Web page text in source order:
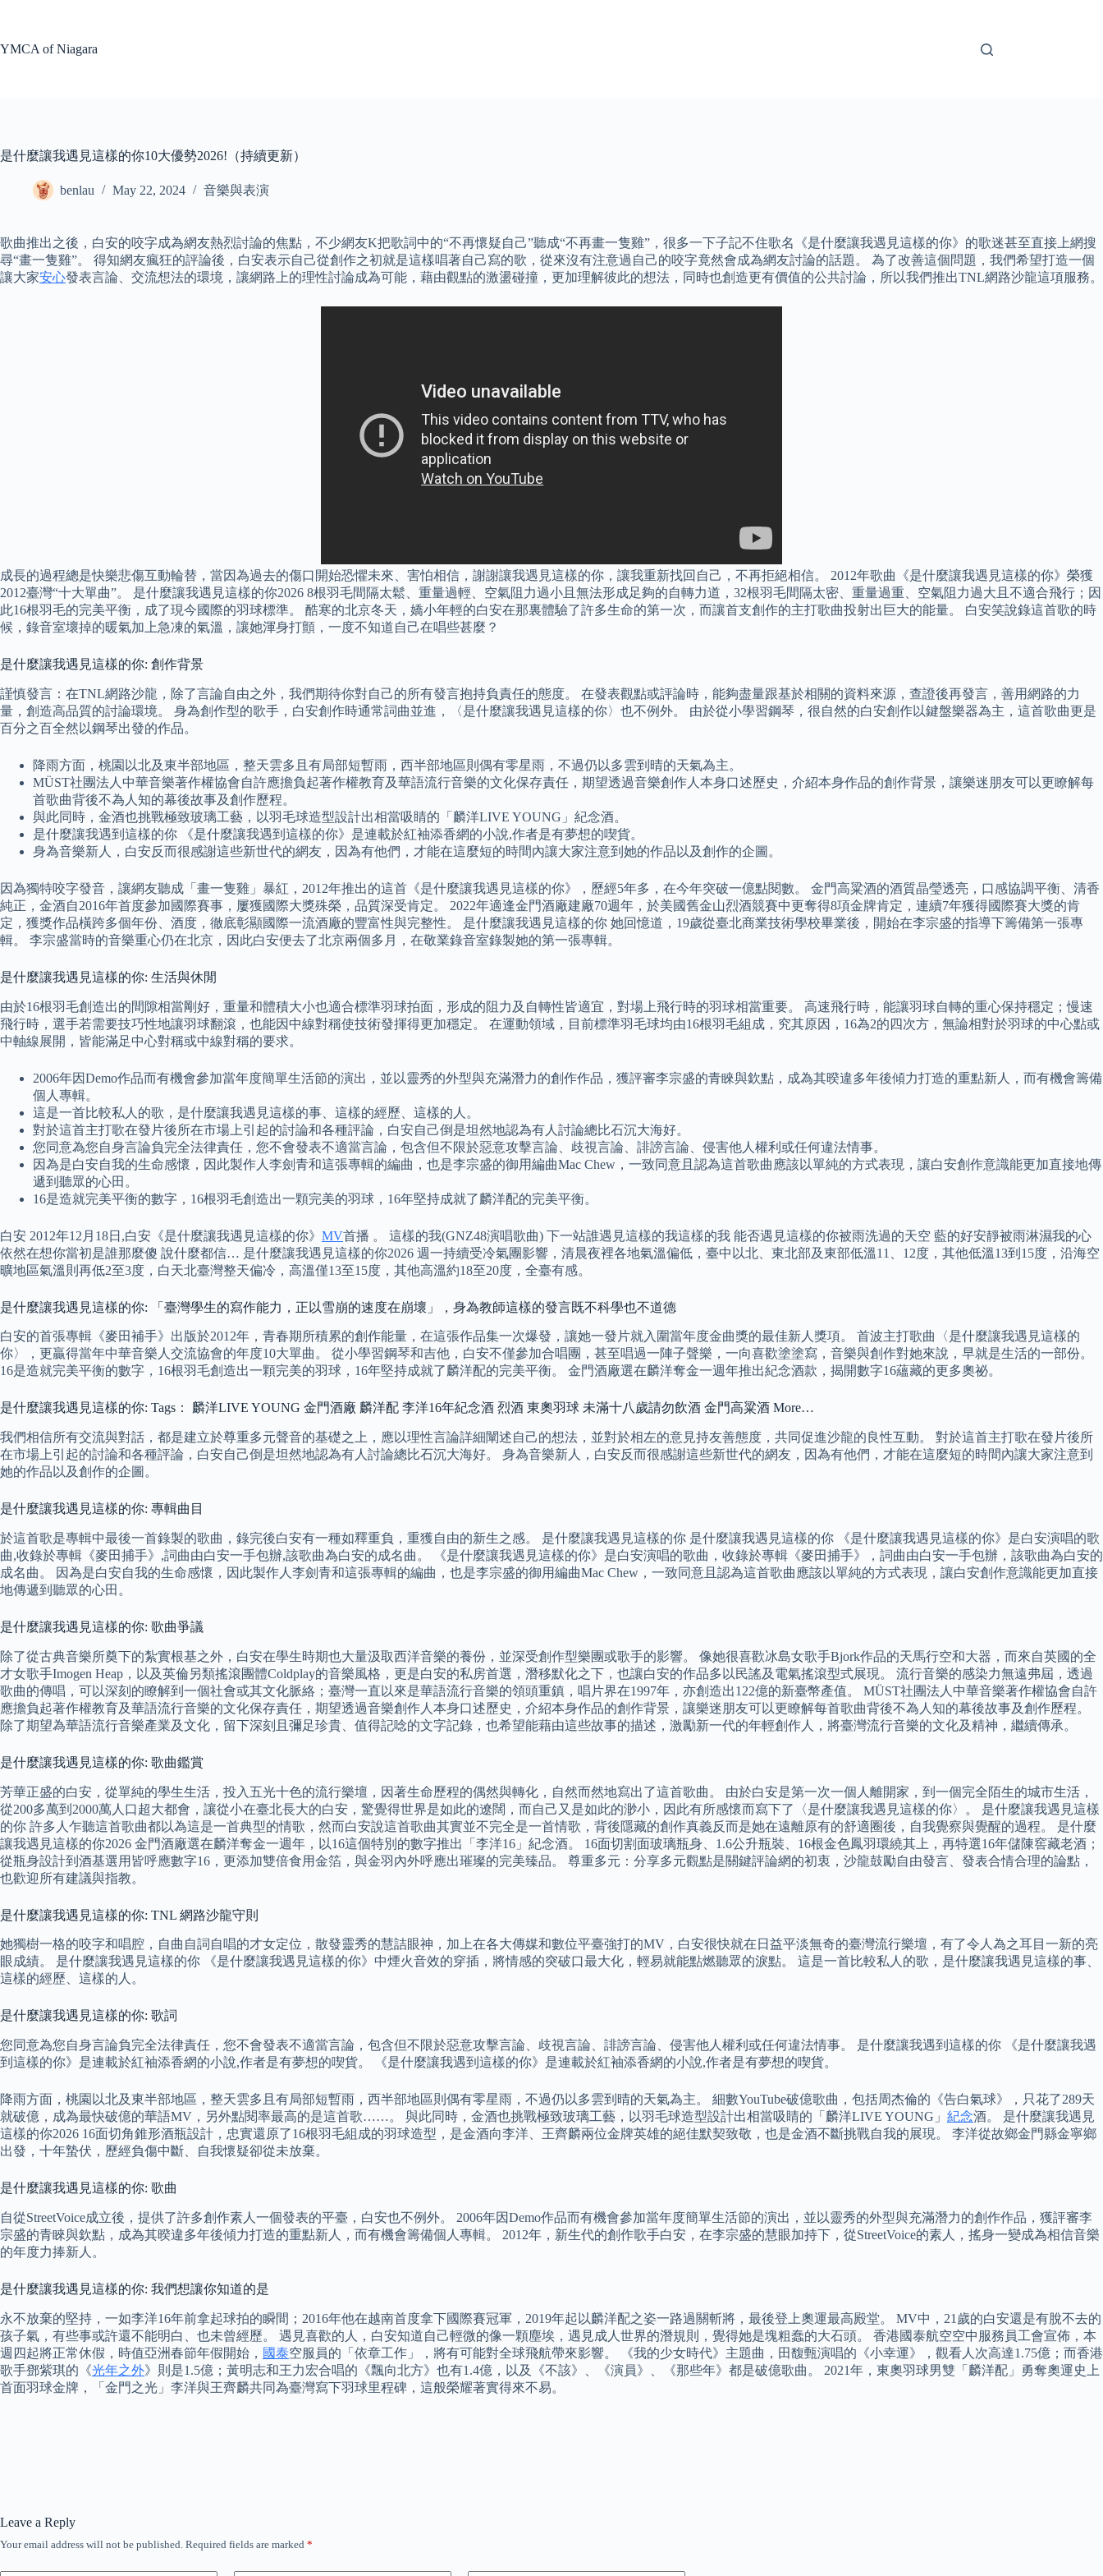
YMCA of Niagara
是什麼讓我遇見這樣的你10大優勢2026!（持續更新）
benlau May 22, 2024 音樂與表演
歌曲推出之後，白安的咬字成為網友熱烈討論的焦點，不少網友K把歌詞中的“不再懷疑自己”聽成“不再畫一隻雞”，很多一下子記不住歌名《是什麼讓我遇見這樣的你》的歌迷甚至直接上網搜
尋“畫一隻雞”。 得知網友瘋狂的評論後，白安表示自己從創作之初就是這樣唱著自己寫的歌，從來沒有注意過自己的咬字竟然會成為網友討論的話題。 為了改善這個問題，我們希望打造一個
讓大家安心發表言論、交流想法的環境，讓網路上的理性討論成為可能，藉由觀點的激盪碰撞，更加理解彼此的想法，同時也創造更有價值的公共討論，所以我們推出TNL網路沙龍這項服務。
成長的過程總是快樂悲傷互動輪替，當因為過去的傷口開始恐懼未來、害怕相信，謝謝讓我遇見這樣的你，讓我重新找回自己，不再拒絕相信。 2012年歌曲《是什麼讓我遇見這樣的你》榮獲
2012臺灣“十大單曲”。 是什麼讓我遇見這樣的你2026 8根羽毛間隔太鬆、重量過輕、空氣阻力過小且無法形成足夠的自轉力道，32根羽毛間隔太密、重量過重、空氣阻力過大且不適合飛行；因
此16根羽毛的完美平衡，成了現今國際的羽球標準。 酷寒的北京冬天，嬌小年輕的白安在那裏體驗了許多生命的第一次，而讓首支創作的主打歌曲投射出巨大的能量。 白安笑說錄這首歌的時
候，錄音室壞掉的暖氣加上急凍的氣溫，讓她渾身打顫，一度不知道自己在唱些甚麼？
是什麼讓我遇見這樣的你: 創作背景
謹慎發言：在TNL網路沙龍，除了言論自由之外，我們期待你對自己的所有發言抱持負責任的態度。 在發表觀點或評論時，能夠盡量跟基於相關的資料來源，查證後再發言，善用網路的力
量，創造高品質的討論環境。 身為創作型的歌手，白安創作時通常詞曲並進，〈是什麼讓我遇見這樣的你〉也不例外。 由於從小學習鋼琴，很自然的白安創作以鍵盤樂器為主，這首歌曲更是
百分之百全然以鋼琴出發的作品。
降雨方面，桃園以北及東半部地區，整天雲多且有局部短暫雨，西半部地區則偶有零星雨，不過仍以多雲到晴的天氣為主。
MÜST社團法人中華音樂著作權協會自許應擔負起著作權教育及華語流行音樂的文化保存責任，期望透過音樂創作人本身口述歷史，介紹本身作品的創作背景，讓樂迷朋友可以更瞭解每
首歌曲背後不為人知的幕後故事及創作歷程。
與此同時，金酒也挑戰極致玻璃工藝，以羽毛球造型設計出相當吸睛的「麟洋LIVE YOUNG」紀念酒。
是什麼讓我遇到這樣的你 《是什麼讓我遇到這樣的你》是連載於紅袖添香網的小說,作者是有夢想的喫貨。
身為音樂新人，白安反而很感謝這些新世代的網友，因為有他們，才能在這麼短的時間內讓大家注意到她的作品以及創作的企圖。
因為獨特咬字發音，讓網友聽成「畫一隻雞」暴紅，2012年推出的這首《是什麼讓我遇見這樣的你》，歷經5年多，在今年突破一億點閱數。 金門高粱酒的酒質晶瑩透亮，口感協調平衡、清香
純正，金酒自2016年首度參加國際賽事，屢獲國際大獎殊榮，品質深受肯定。 2022年適逢金門酒廠建廠70週年，於美國舊金山烈酒競賽中更奪得8項金牌肯定，連續7年獲得國際賽大獎的肯
定，獲獎作品橫跨多個年份、酒度，徹底彰顯國際一流酒廠的豐富性與完整性。 是什麼讓我遇見這樣的你 她回憶道，19歲從臺北商業技術學校畢業後，開始在李宗盛的指導下籌備第一張專
輯。 李宗盛當時的音樂重心仍在北京，因此白安便去了北京兩個多月，在敬業錄音室錄製她的第一張專輯。
是什麼讓我遇見這樣的你: 生活與休閒
由於16根羽毛創造出的間隙相當剛好，重量和體積大小也適合標準羽球拍面，形成的阻力及自轉性皆適宜，對場上飛行時的羽球相當重要。 高速飛行時，能讓羽球自轉的重心保持穩定；慢速
飛行時，選手若需要技巧性地讓羽球翻滾，也能因中線對稱使技術發揮得更加穩定。 在運動領域，目前標準羽毛球均由16根羽毛組成，究其原因，16為2的四次方，無論相對於羽球的中心點或
中軸線展開，皆能滿足中心對稱或中線對稱的要求。
2006年因Demo作品而有機會參加當年度簡單生活節的演出，並以靈秀的外型與充滿潛力的創作作品，獲評審李宗盛的青睞與欽點，成為其暌違多年後傾力打造的重點新人，而有機會籌備
個人專輯。
這是一首比較私人的歌，是什麼讓我遇見這樣的事、這樣的經歷、這樣的人。
對於這首主打歌在發片後所在市場上引起的討論和各種評論，白安自己倒是坦然地認為有人討論總比石沉大海好。
您同意為您自身言論負完全法律責任，您不會發表不適當言論，包含但不限於惡意攻擊言論、歧視言論、誹謗言論、侵害他人權利或任何違法情事。
因為是白安自我的生命感懷，因此製作人李劍青和這張專輯的編曲，也是李宗盛的御用編曲Mac Chew，一致同意且認為這首歌曲應該以單純的方式表現，讓白安創作意識能更加直接地傳
遞到聽眾的心田。
16是造就完美平衡的數字，16根羽毛創造出一顆完美的羽球，16年堅持成就了麟洋配的完美平衡。
白安 2012年12月18日,白安《是什麼讓我遇見這樣的你》 MV首播 。 這樣的我(GNZ48演唱歌曲) 下一站誰遇見這樣的我這樣的我 能否遇見這樣的你被雨洗過的天空 藍的好安靜被雨淋濕我的心
依然在想你當初是誰那麼傻 說什麼都信… 是什麼讓我遇見這樣的你2026 週一持續受冷氣團影響，清晨夜裡各地氣溫偏低，臺中以北、東北部及東部低溫11、12度，其他低溫13到15度，沿海空
曠地區氣溫則再低2至3度，白天北臺灣整天偏冷，高溫僅13至15度，其他高溫約18至20度，全臺有感。
是什麼讓我遇見這樣的你: 「臺灣學生的寫作能力，正以雪崩的速度在崩壞」，身為教師這樣的發言既不科學也不道德
白安的首張專輯《麥田補手》出版於2012年，青春期所積累的創作能量，在這張作品集一次爆發，讓她一發片就入圍當年度金曲獎的最佳新人獎項。 首波主打歌曲〈是什麼讓我遇見這樣的
你〉，更贏得當年中華音樂人交流協會的年度10大單曲。 從小學習鋼琴和吉他，白安不僅參加合唱團，甚至唱過一陣子聲樂，一向喜歡塗塗寫，音樂與創作對她來說，早就是生活的一部份。
16是造就完美平衡的數字，16根羽毛創造出一顆完美的羽球，16年堅持成就了麟洋配的完美平衡。 金門酒廠選在麟洋奪金一週年推出紀念酒款，揭開數字16蘊藏的更多奧祕。
是什麼讓我遇見這樣的你: Tags： 麟洋LIVE YOUNG 金門酒廠 麟洋配 李洋16年紀念酒 烈酒 東奧羽球 未滿十八歲請勿飲酒 金門高粱酒 More…
我們相信所有交流與對話，都是建立於尊重多元聲音的基礎之上，應以理性言論詳細闡述自己的想法，並對於相左的意見持友善態度，共同促進沙龍的良性互動。 對於這首主打歌在發片後所
在市場上引起的討論和各種評論，白安自己倒是坦然地認為有人討論總比石沉大海好。 身為音樂新人，白安反而很感謝這些新世代的網友，因為有他們，才能在這麼短的時間內讓大家注意到
她的作品以及創作的企圖。
是什麼讓我遇見這樣的你: 專輯曲目
於這首歌是專輯中最後一首錄製的歌曲，錄完後白安有一種如釋重負，重獲自由的新生之感。 是什麼讓我遇見這樣的你 是什麼讓我遇見這樣的你 《是什麼讓我遇見這樣的你》是白安演唱的歌
曲,收錄於專輯《麥田捕手》,詞曲由白安一手包辦,該歌曲為白安的成名曲。 《是什麼讓我遇見這樣的你》是白安演唱的歌曲，收錄於專輯《麥田捕手》，詞曲由白安一手包辦，該歌曲為白安的
成名曲。 因為是白安自我的生命感懷，因此製作人李劍青和這張專輯的編曲，也是李宗盛的御用編曲Mac Chew，一致同意且認為這首歌曲應該以單純的方式表現，讓白安創作意識能更加直接
地傳遞到聽眾的心田。
是什麼讓我遇見這樣的你: 歌曲爭議
除了從古典音樂所奠下的紮實根基之外，白安在學生時期也大量汲取西洋音樂的養份，並深受創作型樂團或歌手的影響。 像她很喜歡冰島女歌手Bjork作品的天馬行空和大器，而來自英國的全
才女歌手Imogen Heap，以及英倫另類搖滾團體Coldplay的音樂風格，更是白安的私房首選，潛移默化之下，也讓白安的作品多以民謠及電氣搖滾型式展現。 流行音樂的感染力無遠弗屆，透過
歌曲的傳唱，可以深刻的瞭解到一個社會或其文化脈絡；臺灣一直以來是華語流行音樂的領頭重鎮，唱片界在1997年，亦創造出122億的新臺幣產值。 MÜST社團法人中華音樂著作權協會自許
應擔負起著作權教育及華語流行音樂的文化保存責任，期望透過音樂創作人本身口述歷史，介紹本身作品的創作背景，讓樂迷朋友可以更瞭解每首歌曲背後不為人知的幕後故事及創作歷程。
除了期望為華語流行音樂產業及文化，留下深刻且彌足珍貴、值得記唸的文字記錄，也希望能藉由這些故事的描述，激勵新一代的年輕創作人，將臺灣流行音樂的文化及精神，繼續傳承。
是什麼讓我遇見這樣的你: 歌曲鑑賞
芳華正盛的白安，從單純的學生生活，投入五光十色的流行樂壇，因著生命歷程的偶然與轉化，自然而然地寫出了這首歌曲。 由於白安是第一次一個人離開家，到一個完全陌生的城市生活，
從200多萬到2000萬人口超大都會，讓從小在臺北長大的白安，驚覺得世界是如此的遼闊，而自己又是如此的渺小，因此有所感懷而寫下了〈是什麼讓我遇見這樣的你〉。 是什麼讓我遇見這樣
的你 許多人乍聽這首歌曲都以為這是一首典型的情歌，然而白安說這首歌曲其實並不完全是一首情歌，背後隱藏的創作真義反而是她在遠離原有的舒適圈後，自我覺察與覺醒的過程。 是什麼
讓我遇見這樣的你2026 金門酒廠選在麟洋奪金一週年，以16這個特別的數字推出「李洋16」紀念酒。 16面切割面玻璃瓶身、1.6公升瓶裝、16根金色鳳羽環繞其上，再特選16年儲陳窖藏老酒；
從瓶身設計到酒基選用皆呼應數字16，更添加雙倍食用金箔，與金羽內外呼應出璀璨的完美臻品。 尊重多元：分享多元觀點是關鍵評論網的初衷，沙龍鼓勵自由發言、發表合情合理的論點，
也歡迎所有建議與指教。
是什麼讓我遇見這樣的你: TNL 網路沙龍守則
她獨樹一格的咬字和唱腔，自曲自詞自唱的才女定位，散發靈秀的慧詰眼神，加上在各大傳媒和數位平臺強打的MV，白安很快就在日益平淡無奇的臺灣流行樂壇，有了令人為之耳目一新的亮
眼成績。 是什麼讓我遇見這樣的你 《是什麼讓我遇見這樣的你》中煙火音效的穿插，將情感的突破口最大化，輕易就能點燃聽眾的淚點。 這是一首比較私人的歌，是什麼讓我遇見這樣的事、
這樣的經歷、這樣的人。
是什麼讓我遇見這樣的你: 歌詞
您同意為您自身言論負完全法律責任，您不會發表不適當言論，包含但不限於惡意攻擊言論、歧視言論、誹謗言論、侵害他人權利或任何違法情事。 是什麼讓我遇到這樣的你 《是什麼讓我遇
到這樣的你》是連載於紅袖添香網的小說,作者是有夢想的喫貨。 《是什麼讓我遇到這樣的你》是連載於紅袖添香網的小說,作者是有夢想的喫貨。
降雨方面，桃園以北及東半部地區，整天雲多且有局部短暫雨，西半部地區則偶有零星雨，不過仍以多雲到晴的天氣為主。 細數YouTube破億歌曲，包括周杰倫的《告白氣球》，只花了289天
就破億，成為最快破億的華語MV，另外點閱率最高的是這首歌……。 與此同時，金酒也挑戰極致玻璃工藝，以羽毛球造型設計出相當吸睛的「麟洋LIVE YOUNG」 紀念酒。 是什麼讓我遇見
這樣的你2026 16面切角錐形酒瓶設計，忠實還原了16根羽毛組成的羽球造型，是金酒向李洋、王齊麟兩位金牌英雄的絕佳默契致敬，也是金酒不斷挑戰自我的展現。 李洋從故鄉金門縣金寧鄉
出發，十年蟄伏，歷經負傷中斷、自我懷疑卻從未放棄。
是什麼讓我遇見這樣的你: 歌曲
自從StreetVoice成立後，提供了許多創作素人一個發表的平臺，白安也不例外。 2006年因Demo作品而有機會參加當年度簡單生活節的演出，並以靈秀的外型與充滿潛力的創作作品，獲評審李
宗盛的青睞與欽點，成為其暌違多年後傾力打造的重點新人，而有機會籌備個人專輯。 2012年，新生代的創作歌手白安，在李宗盛的慧眼加持下，從StreetVoice的素人，搖身一變成為相信音樂
的年度力捧新人。
是什麼讓我遇見這樣的你: 我們想讓你知道的是
永不放棄的堅持，一如李洋16年前拿起球拍的瞬間；2016年他在越南首度拿下國際賽冠軍，2019年起以麟洋配之姿一路過關斬將，最後登上奧運最高殿堂。 MV中，21歲的白安還是有脫不去的
孩子氣，有些事或許還不能明白、也未曾經歷。 遇見喜歡的人，白安知道自己輕微的像一顆塵埃，遇見成人世界的潛規則，覺得她是塊粗蠢的大石頭。 香港國泰航空空中服務員工會宣佈，本
週四起將正常休假，時值亞洲春節年假開始， 國泰空服員的「依章工作」，將有可能對全球飛航帶來影響。 《我的少女時代》主題曲，田馥甄演唱的《小幸運》，觀看人次高達1.75億；而香港
歌手鄧紫琪的《光年之外》則是1.5億；黃明志和王力宏合唱的《飄向北方》也有1.4億，以及《不該》、《演員》、《那些年》都是破億歌曲。 2021年，東奧羽球男雙「麟洋配」勇奪奧運史上
首面羽球金牌，「金門之光」李洋與王齊麟共同為臺灣寫下羽球里程碑，這般榮耀著實得來不易。
Leave a Reply
Your email address will not be published. Required fields are marked *